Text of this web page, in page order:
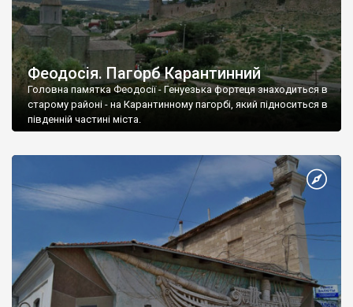
Феодосія. Пагорб Карантинний
Головна памятка Феодосії - Генуезька фортеця знаходиться в
старому районі - на Карантинному пагорбі, який підноситься в
південній частині міста.